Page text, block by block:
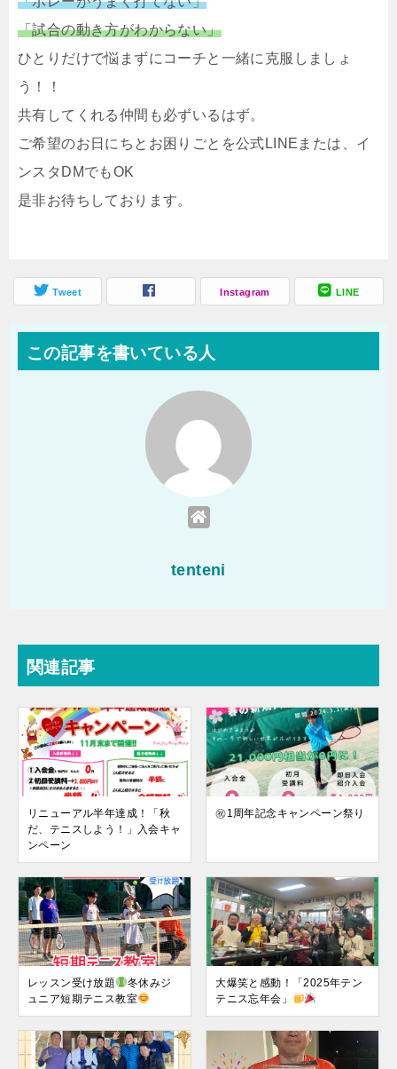
「試合の動き方がわからない」
ひとりだけで悩まずにコーチと一緒に克服しましょ
う！！
共有してくれる仲間も必ずいるはず。
ご希望のお日にちとお困りごとを公式LINEまたは、イ
ンスタDMでもOK
是非お待ちしております。
Tweet Instagram LINE
この記事を書いている人
tenteni
関連記事
リニューアル半年達成！「秋
だ、テニスしよう！」入会キャ
ンペーン
㊗1周年記念キャンペーン祭り
レッスン受け放題
冬休みジ
ュニア短期テニス教室
大爆笑と感動！「2025年テン
テニス忘年会」